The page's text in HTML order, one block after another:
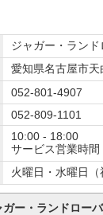
ジャガー・ラン
愛知県名古屋市
052-801-4907
052-809-1101
10:00 - 18:00
サービス営業時
火曜日・水曜日（
ガー・ランドロー